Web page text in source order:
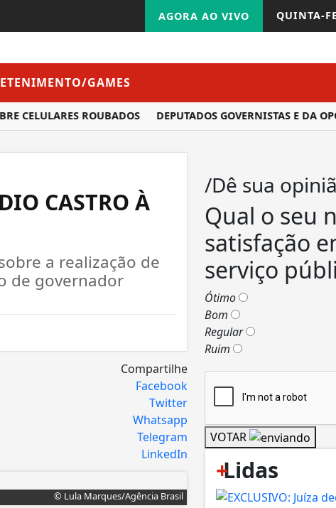
QUINTA-
AGORA AO VIVO
GAMES
ROUBADOS DEPUTADOS GOVERNISTAS E DA
CASTRO À
a realização de
de governador
Compartilhe
Facebook
Twitter
Whatsapp
Telegram
LinkedIn
© Lula Marques/Agência Brasil
/Dê sua
Qual o seu
satisfação
serviço
Ótimo
Bom
Regular
Ruim
VOTAR
+
Lidas